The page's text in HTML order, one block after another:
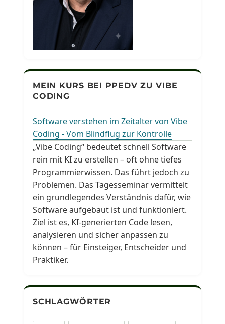
MEIN KURS BEI PPEDV ZU VIBE
CODING
Software verstehen im Zeitalter von Vibe
Coding - Vom Blindflug zur Kontrolle
„Vibe Coding“ bedeutet schnell Software
rein mit KI zu erstellen – oft ohne tiefes
Programmierwissen. Das führt jedoch zu
Problemen. Das Tagesseminar vermittelt
ein grundlegendes Verständnis dafür, wie
Software aufgebaut ist und funktioniert.
Ziel ist es, KI-generierten Code lesen,
analysieren und sicher anpassen zu
können – für Einsteiger, Entscheider und
Praktiker.
SCHLAGWÖRTER